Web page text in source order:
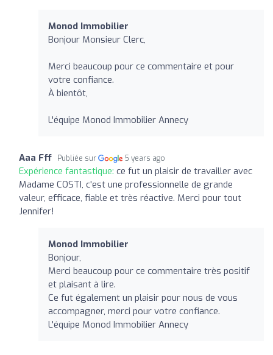
Monod Immobilier
Bonjour Monsieur Clerc,
Merci beaucoup pour ce commentaire et pour
votre confiance.
À bientôt,
L'équipe Monod Immobilier Annecy
Aaa Fff Publiée sur 5 years ago
Expérience fantastique: ce fut un plaisir de travailler avec
Madame COSTI, c'est une professionnelle de grande
valeur, efficace, fiable et très réactive. Merci pour tout
Jennifer!
Monod Immobilier
Bonjour,
Merci beaucoup pour ce commentaire très positif
et plaisant à lire.
Ce fut également un plaisir pour nous de vous
accompagner, merci pour votre confiance.
L'équipe Monod Immobilier Annecy